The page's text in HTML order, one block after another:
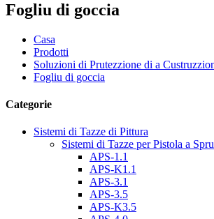
Fogliu di goccia
Casa
Prodotti
Soluzioni di Prutezzione di a
Fogliu di goccia
Categorie
Sistemi di Tazze di Pittura
Sistemi di Tazze per Pistola a
APS-1.1
APS-K1.1
APS-3.1
APS-3.5
APS-K3.5